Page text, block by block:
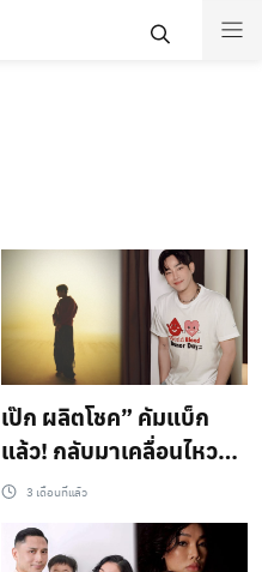
เป๊ก ผลิตโชค” คัมแบ็ก
แล้ว! กลับมาเคลื่อนไหวอีก
ครั้งโพสต์แรกในรอบ 9
3 เดือนที่แล้ว